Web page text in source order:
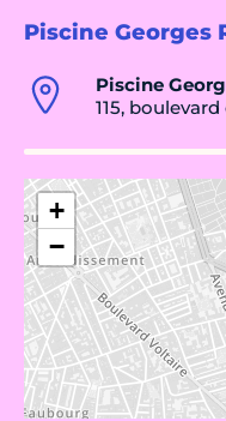
Piscine Georges
Piscine
115,
+
−